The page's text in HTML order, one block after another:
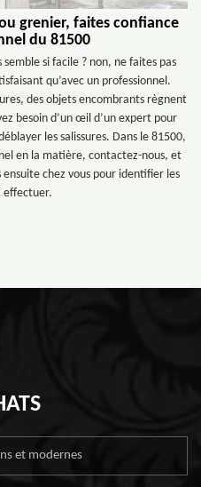
grenier, faites confiance
du 81500
si facile ? non, ne faites pas
qu’avec un professionnel.
des objets encombrants règnent
besoin d’un œil d’un expert pour
les salissures. Dans le 81500,
en la matière, contactez-nous, et
chez vous pour identifier les
effectuer.
et modernes